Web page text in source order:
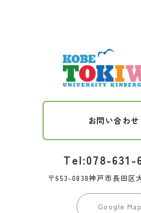
お問い合わせ
Tel:078-631-
〒653-0838神戸市長田区
Google Map